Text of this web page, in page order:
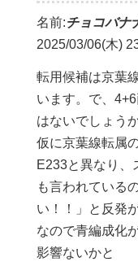
名前:チョコバナ
2025/03/06(木)
転用候補は京葉
います。で、
はないでしょう
仮に京葉線転属
E233と異なり、
も言われている
い！！」と反発
なので青編成化
影響ないかと